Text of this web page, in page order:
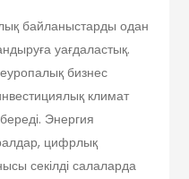
байланыс­тарды одан
уағдаластық.
бизнес
климат
Энергия
цифрлық
секілді салаларда